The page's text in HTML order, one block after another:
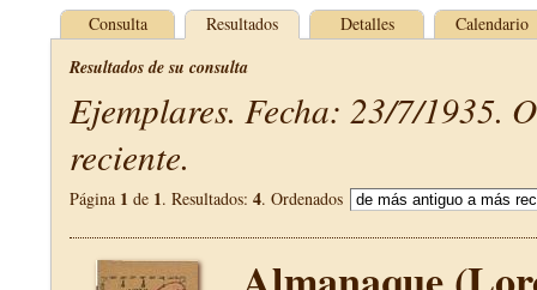
Consulta Resultados Detalles Calendario
Resultados de su consulta
Ejemplares. Fecha: 23/7/1935.
reciente.
Página 1 de 1. Resultados: 4. Ordenados